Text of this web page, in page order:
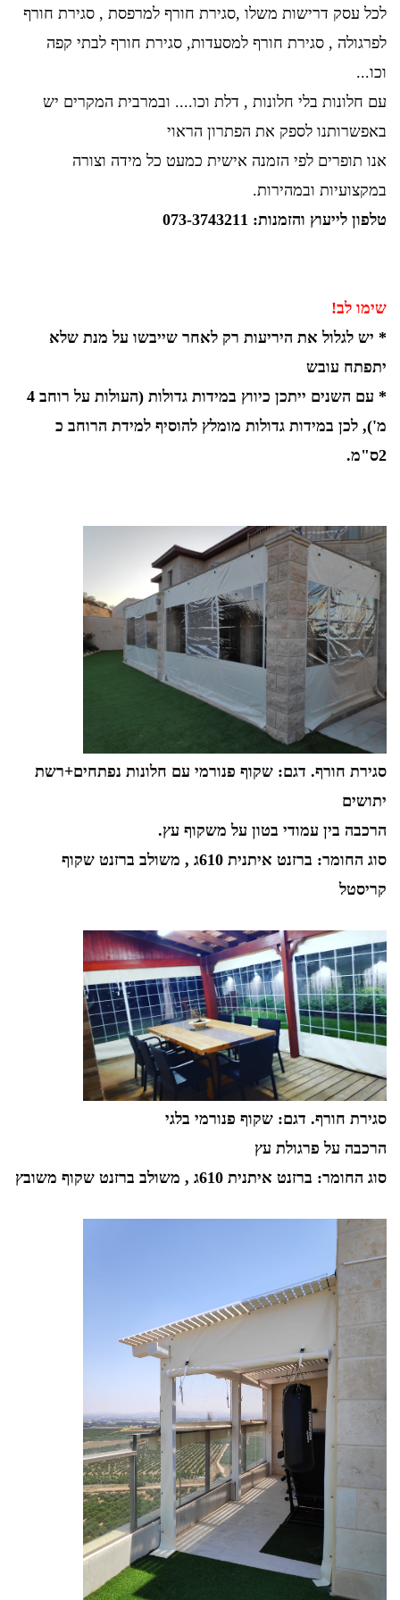
לכל עסק דרישות משלו ,סגירת חורף למרפסת , סגירת חורף
לפרגולה , סגירת חורף למסעדות, סגירת חורף לבתי קפה
וכו...
עם חלונות בלי חלונות , דלת וכו.... ובמרבית המקרים יש
באפשרותנו לספק את הפתרון הראוי
אנו תופרים לפי הזמנה אישית כמעט כל מידה וצורה
במקצועיות ובמהירות.
טלפון לייעוץ והזמנות: 073-3743211
שימו לב!
* יש לגלול את היריעות רק לאחר שייבשו על מנת שלא
יתפתח עובש
* עם השנים ייתכן כיווץ במידות גדולות (העולות על רוחב 4
מ'), לכן במידות גדולות מומלץ להוסיף למידת הרוחב כ
2ס"מ.
סגירת חורף. דגם: שקוף פנורמי עם חלונות נפתחים+רשת
יתושים
הרכבה בין עמודי בטון על משקוף עץ.
סוג החומר: ברזנט איתנית 610ג , משולב ברזנט שקוף
קריסטל
סגירת חורף. דגם: שקוף פנורמי בלגי
הרכבה על פרגולת עץ
סוג החומר: ברזנט איתנית 610ג , משולב ברזנט שקוף משובץ